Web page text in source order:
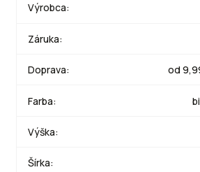
Výrobca:
Záruka:
Doprava: od
Farba:
Výška:
Šírka: